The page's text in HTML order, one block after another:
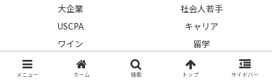
大企業
社会人若手
USCPA
キャリア
ワイン
留学
Copyright © 2019-2026 大企業の中の人 All Rights Reserved.
メニュー ホーム 検索 トップ サイドバー